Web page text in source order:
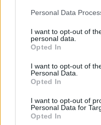
Please note that this
not limited to your visit or
grant or deny consent to
use your data for below
consent section.
Personal Data
I want to opt-out of
personal data.
Opted In
I want to opt-out of
Personal Data.
Opted In
I want to opt-out of
Personal Data for
Opted In
Αν τα χάσατε